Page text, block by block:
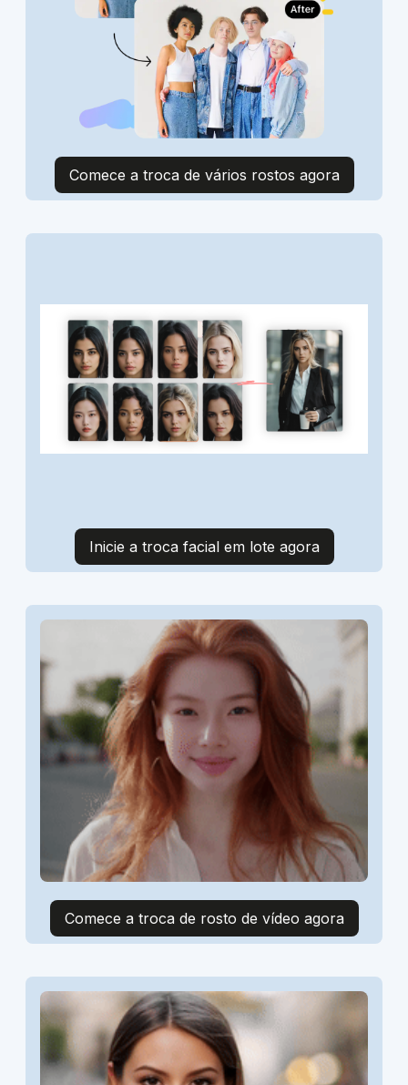
Comece a troca de vários rostos agora
Inicie a troca facial em lote agora
Comece a troca de rosto de vídeo agora